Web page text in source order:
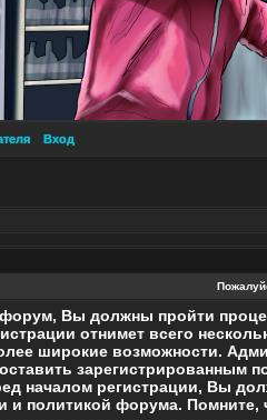
Вход
Вы должны пройти
отнимет всего
широкие возможности.
зарегистрированным
началом регистрации, Вы
и политикой форума. Помните,